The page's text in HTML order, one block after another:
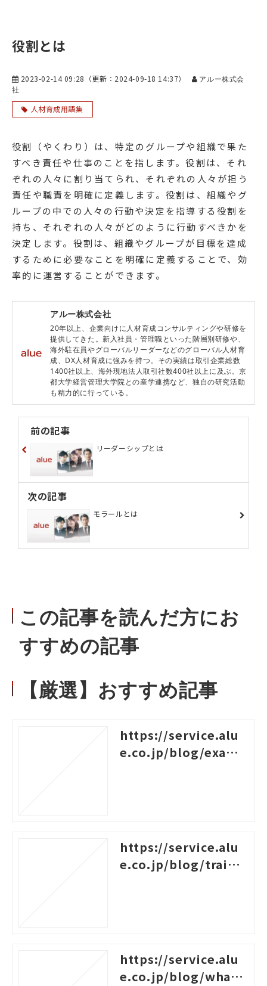
役割とは
2023-02-14 09:28 （更新： 2024-09-18 14:37）
アルー株式会
社
人材育成用語集
役割（やくわり）は、特定のグループや組織で果た
すべき責任や仕事のことを指します。役割は、それ
ぞれの人々に割り当てられ、それぞれの人々が担う
責任や職責を明確に定義します。役割は、組織やグ
ループの中での人々の行動や決定を指導する役割を
持ち、それぞれの人々がどのように行動すべきかを
決定します。役割は、組織やグループが目標を達成
するために必要なことを明確に定義することで、効
率的に運営することができます。
アルー株式会社
20年以上、企業向けに人材育成コンサルティングや研修を
提供してきた。新入社員・管理職といった階層別研修や、
海外駐在員やグローバルリーダーなどのグローバル人材育
成、DX人材育成に強みを持つ。その実績は取引企業総数
1400社以上、海外現地法人取引社数400社以上に及ぶ。京
都大学経営管理大学院との産学連携など、独自の研究活動
も精力的に行っている。
前の記事
リーダーシップとは
次の記事
モラールとは
この記事を読んだ方にお
すすめの記事
【厳選】おすすめ記事
https://service.alu
e.co.jp/blog/examp
https://service.alu
e.co.jp/blog/traini
https://service.alu
e.co.jp/blog/what-i